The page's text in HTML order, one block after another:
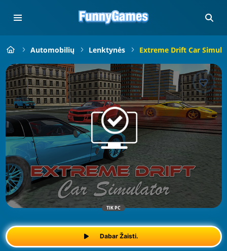
Automobilių Lenktynės Extreme Drift Car
TIK PC
Dabar Žaisti.